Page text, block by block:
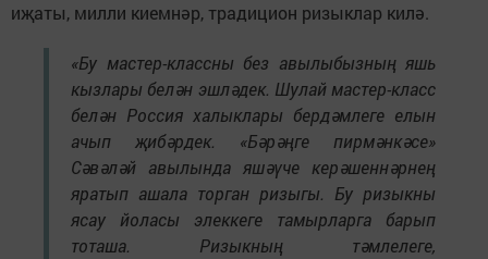
иҗаты, милли киемнәр, традицион ризыклар килә.
«Бу мастер-классны без авылыбызның яшь
кызлары белән эшләдек. Шулай мастер-класс
белән Россия халыклары бердәмлеге елын
ачып җибәрдек. «Бәрәңге пирмәнкәсе»
Сәвәләй авылында яшәүче керәшеннәрнең
яратып ашала торган ризыгы. Бу ризыкны
ясау йоласы элеккеге тамырларга барып
тоташа. Ризыкның тәмлелеге,